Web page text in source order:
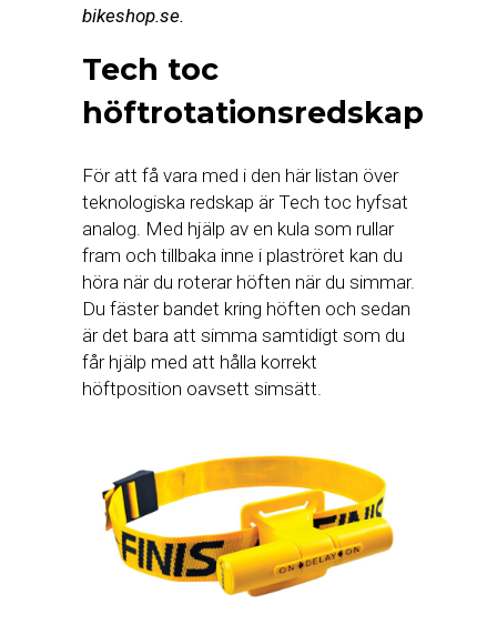
bikeshop.se.
Tech toc
höftrotationsredskap
För att få vara med i den här listan över
teknologiska redskap är Tech toc hyfsat
analog. Med hjälp av en kula som rullar
fram och tillbaka inne i plaströret kan du
höra när du roterar höften när du simmar.
Du fäster bandet kring höften och sedan
är det bara att simma samtidigt som du
får hjälp med att hålla korrekt
höftposition oavsett simsätt.